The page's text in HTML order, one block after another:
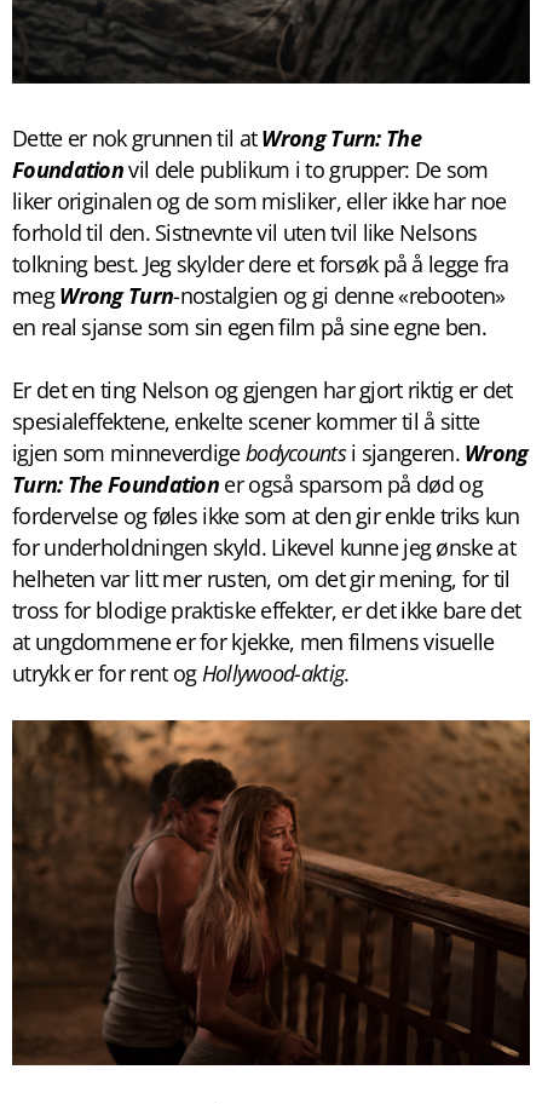
Dette er nok grunnen til atWrong Turn: The
Foundationvil dele publikum i to grupper: De som
liker originalen og de som misliker, eller ikke har noe
forhold til den. Sistnevnte vil uten tvil like Nelsons
tolkning best. Jeg skylder dere et forsøk på å legge fra
megWrong Turn-nostalgien og gi denne «rebooten»
en real sjanse som sin egen film på sine egne ben.
Er det en ting Nelson og gjengen har gjort riktig er det
spesialeffektene, enkelte scener kommer til å sitte
igjen som minneverdigebodycountsi sjangeren. Wrong
Turn: The Foundation er også sparsom på død og
fordervelse og føles ikke som at den gir enkle triks kun
for underholdningen skyld. Likevel kunne jeg ønske at
helheten var litt mer rusten, om det gir mening, for til
tross for blodige praktiske effekter, er det ikke bare det
at ungdommene er for kjekke, men filmens visuelle
utrykk er for rent og Hollywood-aktig.